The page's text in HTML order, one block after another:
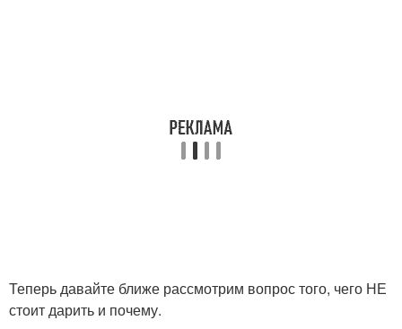
Теперь давайте ближе рассмотрим вопрос того, чего НЕ
стоит дарить и почему.